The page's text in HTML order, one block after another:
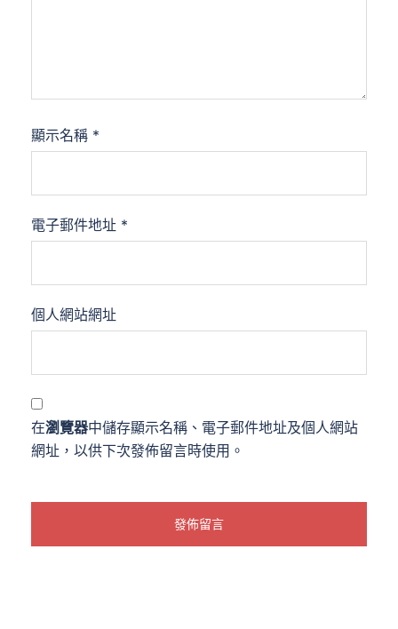
顯示名稱 *
電子郵件地址 *
個人網站網址
在瀏覽器中儲存顯示名稱、電子郵件地址及個人網站
網址，以供下次發佈留言時使用。